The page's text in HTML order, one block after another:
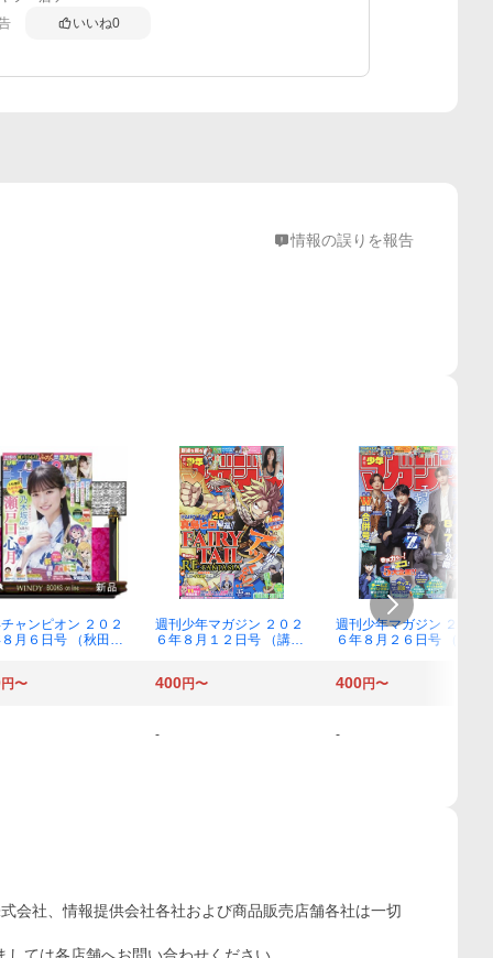
いいね0
情報の誤りを報告
ャンピオン ２０２
８月６日号 （秋田書
週刊少年マガジン ２０２
６年８月１２日号 （講談
週刊少年マガジン ２０２
６年８月２６日号 （講談
円〜 400円〜 400円〜
- -
会社、情報提供会社各社および商品販売店舗各社は一切